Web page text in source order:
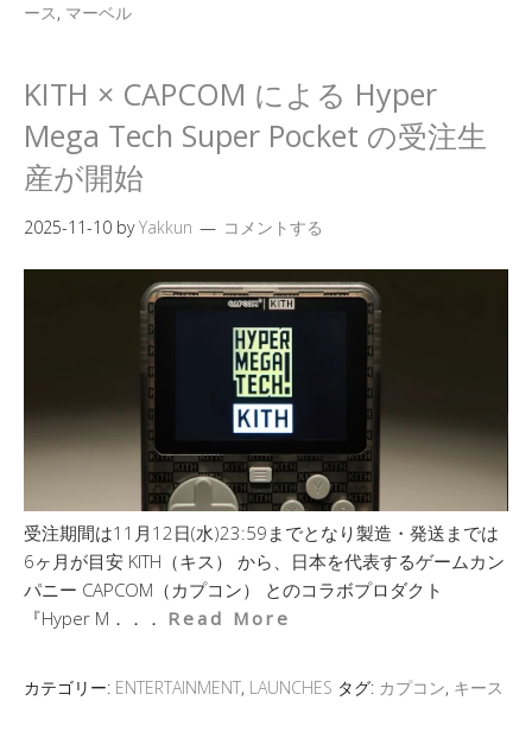
ース, マーベル
KITH × CAPCOM による Hyper
Mega Tech Super Pocket の受注生
産が開始
2025-11-10 byYakkun コメントする
受注期間は11月12日(水)23:59までとなり製造・発送までは
6ヶ月が目安 KITH（キス） から、日本を代表するゲームカン
パニー CAPCOM（カプコン） とのコラボプロダクト
『Hyper M．．． Read More
カテゴリー: ENTERTAINMENT, LAUNCHES タグ: カプコン, キース